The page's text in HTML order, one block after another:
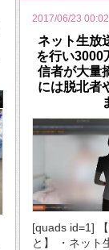
2017/06/23
ネット生放
を行い
信者が大
には脱北者
[quads id=1]
と】 ・ネット